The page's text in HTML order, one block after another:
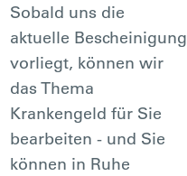
Sobald uns die
aktuelle Bescheinigung
vorliegt, können wir
das Thema
Krankengeld für Sie
bearbeiten - und Sie
können in Ruhe